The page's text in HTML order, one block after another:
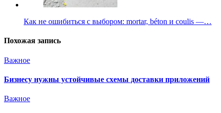
Как не ошибиться с выбором: mortar, béton и coulis —…
Похожая запись
Важное
Бизнесу нужны устойчивые схемы доставки приложений
Важное